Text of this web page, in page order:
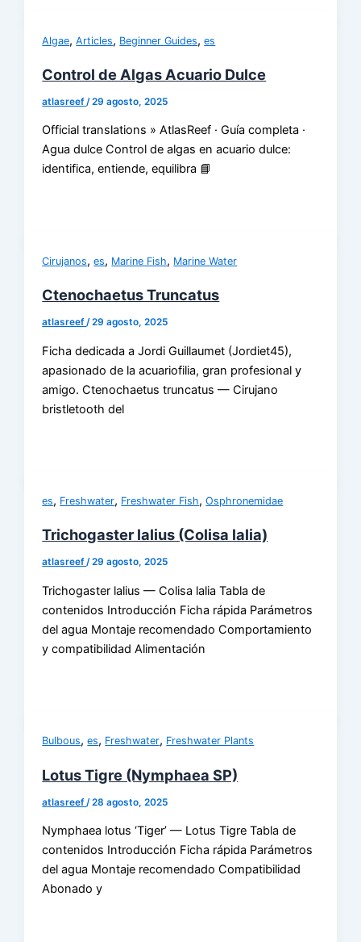
Algae,Articles, Beginner Guides,es
Control de Algas Acuario Dulce
atlasreef /29 agosto, 2025
Official translations » AtlasReef · Guía completa ·
Agua dulce Control de algas en acuario dulce:
identifica, entiende, equilibra 📘
Cirujanos,es, Marine Fish, Marine Water
Ctenochaetus Truncatus
atlasreef/29 agosto, 2025
Ficha dedicada a Jordi Guillaumet (Jordiet45),
apasionado de la acuariofilia, gran profesional y
amigo. Ctenochaetus truncatus — Cirujano
bristletooth del
es, Freshwater, Freshwater Fish,Osphronemidae
Trichogaster lalius (Colisa lalia)
atlasreef/29 agosto, 2025
Trichogaster lalius — Colisa lalia Tabla de
contenidos Introducción Ficha rápida Parámetros
del agua Montaje recomendado Comportamiento
y compatibilidad Alimentación
Bulbous,es, Freshwater, Freshwater Plants
Lotus Tigre (Nymphaea SP)
atlasreef /28 agosto, 2025
Nymphaea lotus ‘Tiger’ — Lotus Tigre Tabla de
contenidos Introducción Ficha rápida Parámetros
del agua Montaje recomendado Compatibilidad
Abonado y